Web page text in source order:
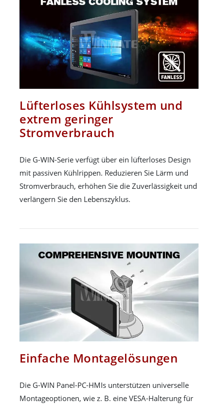
Lüfterloses Kühlsystem und
extrem geringer
Stromverbrauch
Die G-WIN-Serie verfügt über ein lüfterloses Design
mit passiven Kühlrippen. Reduzieren Sie Lärm und
Stromverbrauch, erhöhen Sie die Zuverlässigkeit und
verlängern Sie den Lebenszyklus.
Einfache Montagelösungen
Die G-WIN Panel-PC-HMIs unterstützen universelle
Montageoptionen, wie z. B. eine VESA-Halterung für